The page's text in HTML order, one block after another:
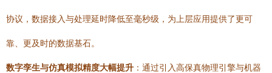
协议，数据接入与处理延时降低至毫秒级，为上层应用提供了更可
靠、更及时的数据基石。
数字孪生与仿真模拟精度大幅提升 ：通过引入高保真物理引擎与机器